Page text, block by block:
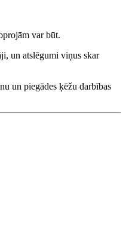
var būt.
un atslēgumi viņus skar
un piegādes ķēžu darbības